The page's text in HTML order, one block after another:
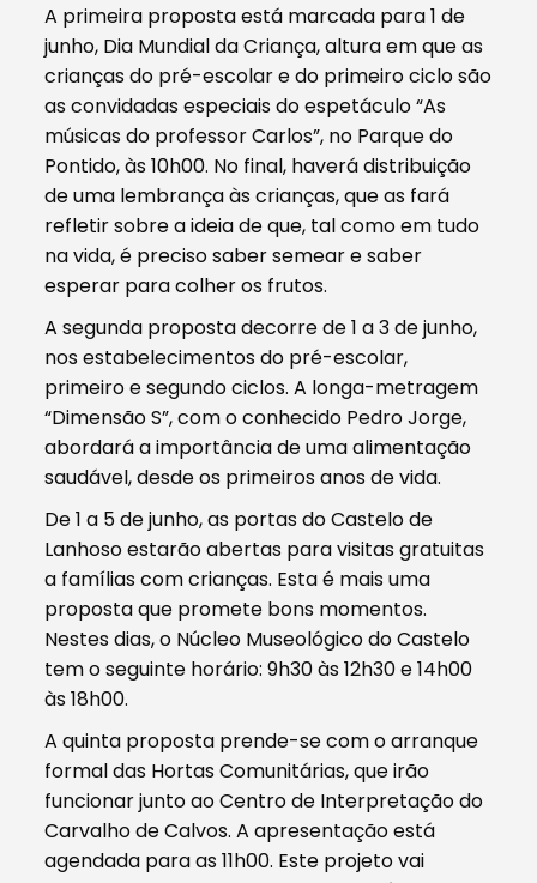
A primeira proposta está marcada para 1 de
junho, Dia Mundial da Criança, altura em que as
crianças do pré-escolar e do primeiro ciclo são
as convidadas especiais do espetáculo “As
músicas do professor Carlos”, no Parque do
Pontido, às 10h00. No final, haverá distribuição
de uma lembrança às crianças, que as fará
refletir sobre a ideia de que, tal como em tudo
na vida, é preciso saber semear e saber
esperar para colher os frutos.
A segunda proposta decorre de 1 a 3 de junho,
nos estabelecimentos do pré-escolar,
primeiro e segundo ciclos. A longa-metragem
“Dimensão S”, com o conhecido Pedro Jorge,
abordará a importância de uma alimentação
saudável, desde os primeiros anos de vida.
De 1 a 5 de junho, as portas do Castelo de
Lanhoso estarão abertas para visitas gratuitas
a famílias com crianças. Esta é mais uma
proposta que promete bons momentos.
Nestes dias, o Núcleo Museológico do Castelo
tem o seguinte horário: 9h30 às 12h30 e 14h00
às 18h00.
A quinta proposta prende-se com o arranque
formal das Hortas Comunitárias, que irão
funcionar junto ao Centro de Interpretação do
Carvalho de Calvos. A apresentação está
agendada para as 11h00. Este projeto vai